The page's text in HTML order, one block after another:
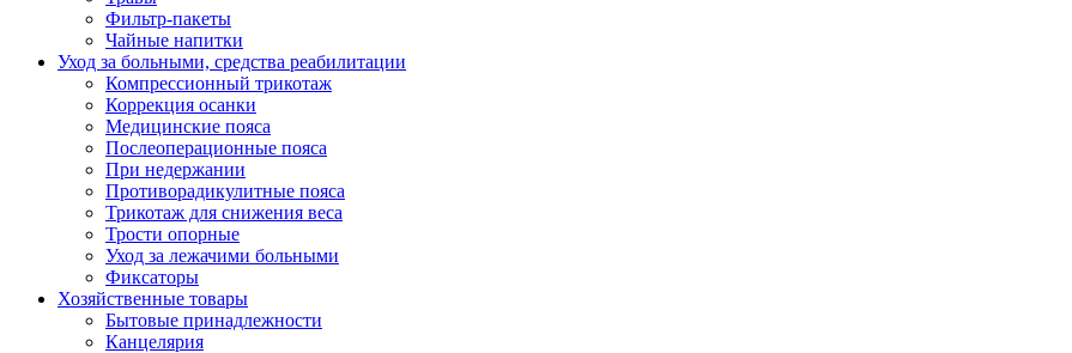
Фильтр-пакеты
Чайные напитки
Уход за больными, средства реабилитации
Компрессионный трикотаж
Коррекция осанки
Медицинские пояса
Послеоперационные пояса
При недержании
Противорадикулитные пояса
Трикотаж для снижения веса
Трости опорные
Уход за лежачими больными
Фиксаторы
Хозяйственные товары
Бытовые принадлежности
Канцелярия